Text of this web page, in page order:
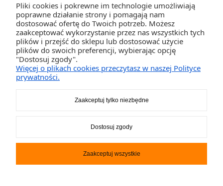
ZAKUPY
POMOC
2K-Invest Sp. j. Ul. Św. Wojciecha 60, 41-922 Radzionków, śląskie NIP: 645-241-94-
Napiszsklep@activegames.pllub zadzwoń +48796521697
Pliki cookies i pokrewne im technologie umożliwiają
poprawne działanie strony i pomagają nam
dostosować ofertę do Twoich potrzeb. Możesz
zaakceptować wykorzystanie przez nas wszystkich tych
plików i przejść do sklepu lub dostosować użycie
plików do swoich preferencji, wybierając opcję
"Dostosuj zgody".
Więcej o plikach cookies przeczytasz w naszej Polityce
prywatności.
Zaakceptuj tylko niezbędne
Dostosuj zgody
Zaakceptuj wszystkie